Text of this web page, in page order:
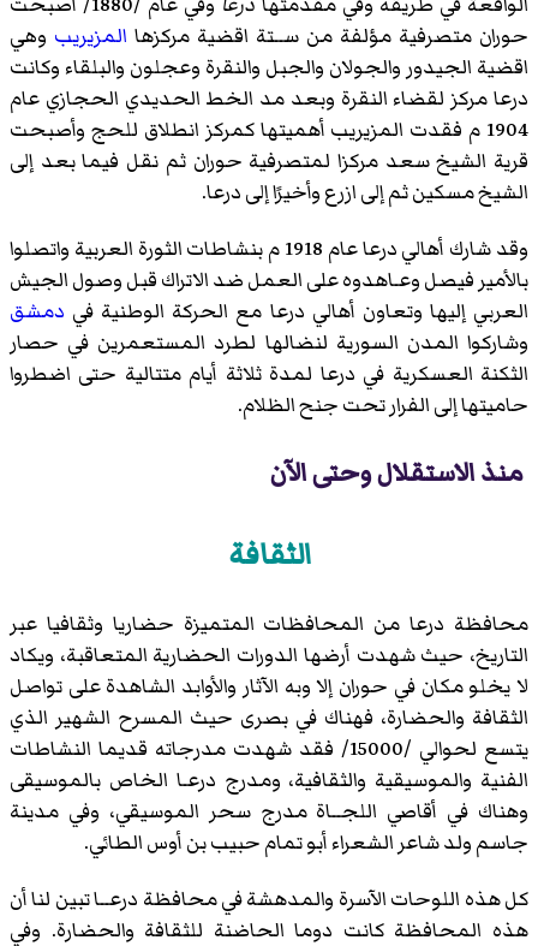
حوران متصرفية مؤلفة من ســتة اقضية مركزها المزيريب وهي
اقضية الجيدور والجولان والجبل والنقرة وعجلون والبلقاء وكانت
درعا مركز لقضاء النقرة وبعد مد الخط الحديدي الحجازي عام
1904 م فقدت المزيريب أهميتها كمركز انطلاق للحج وأصبحت
قرية الشيخ سعد مركزا لمتصرفية حوران ثم نقل فيما بعد إلى
الشيخ مسكين ثم إلى ازرع وأخيرًا إلى درعا.
وقد شارك أهالي درعا عام 1918 م بنشاطات الثورة العربية واتصلوا
بالأمير فيصل وعـاهدوه على العمل ضد الاتراك قبل وصول الجيش
العربي إليها وتعاون أهالي درعا مع الحركة الوطنية في دمشق
وشاركوا المدن السورية لنضالها لطرد المستعمرين في حصار
الثكنة العسكرية في درعا لمدة ثلاثة أيام متتالية حتى اضطروا
حاميتها إلى الفرار تحت جنح الظلام.
منذ الاستقلال وحتى الآن
الثقافة
محافظة درعا من المحافظات المتميزة حضاريا وثقافيا عبر
التاريخ، حيث شهدت أرضها الدورات الحضارية المتعاقبة، ويكاد
لا يخلو مكان في حوران إلا وبه الآثار والأوابد الشاهدة على تواصل
الثقافة والحضارة، فهناك في بصرى حيث المسرح الشهير الذي
يتسع لحوالي /15000/ فقد شهدت مدرجاته قديما النشاطات
الفنية والموسيقية والثقافية، ومدرج درعـا الخاص بالموسيقى
وهناك في أقاصي اللجــاة مدرج سحر الموسيقي، وفي مدينة
جاسم ولد شاعر الشعراء أبو تمام حبيب بن أوس الطائي.
كل هذه اللوحات الآسرة والمدهشة في محافظة درعــا تبين لنا أن
هذه المحافظة كانت دوما الحاضنة للثقافة والحضارة. وفي